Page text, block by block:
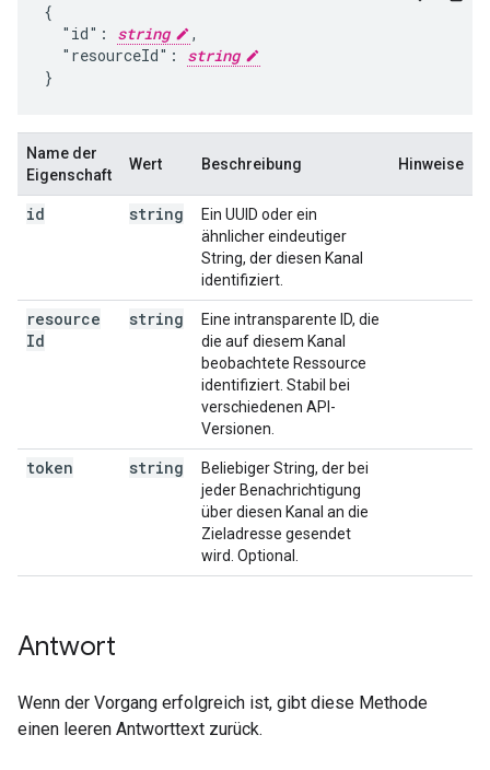
{
  "id":
string
,
  "resourceId":
string
}
Name der
Eigenschaft
Wert Beschreibung Hinweise
id string
Ein UUID oder ein
ähnlicher eindeutiger
String, der diesen Kanal
identifiziert.
resource
Id
string
Eine intransparente ID, die
die auf diesem Kanal
beobachtete Ressource
identifiziert. Stabil bei
verschiedenen API-
Versionen.
token string
Beliebiger String, der bei
jeder Benachrichtigung
über diesen Kanal an die
Zieladresse gesendet
wird. Optional.
Antwort
Wenn der Vorgang erfolgreich ist, gibt diese Methode
einen leeren Antworttext zurück.